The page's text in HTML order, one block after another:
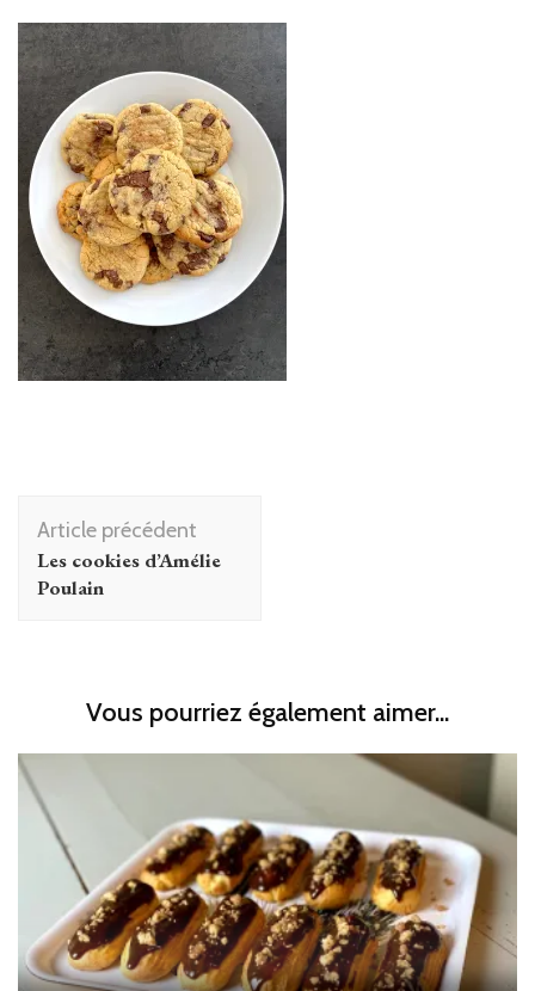
Navigation
d'article
Article précédent
Les cookies d’Amélie
Poulain
Vous pourriez également aimer...